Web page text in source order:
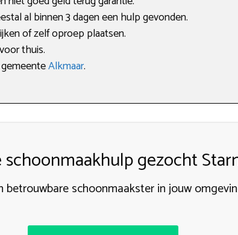
al binnen 3 dagen een hulp gevonden.
of zelf oproep plaatsen.
thuis.
Alkmaar.
schoonmaakhulp gezocht
betrouwbare schoonmaakster in jouw